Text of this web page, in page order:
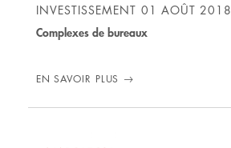
INVESTISSEMENT 01 AOÛT 2018
Complexes de bureaux
EN SAVOIR PLUS